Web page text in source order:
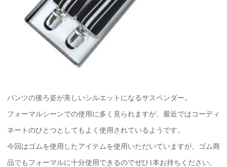
パンツの後ろ姿が美しいシルエットになるサスペンダー。
フォーマルシーンでの使用に多く見られますが、最近ではコーディ
ネートのひとつとしてもよく使用されているようです。
今回はゴムを使用したアイテムを使用いただいていますが、ゴム商
品でもフォーマルに十分使用できるのでぜひ1本お持ちください。